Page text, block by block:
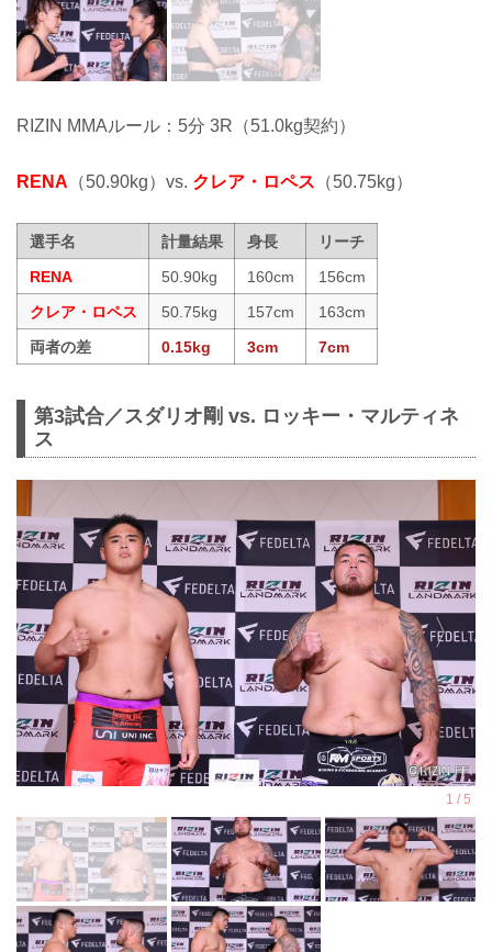
RIZIN MMAルール：5分 3R（51.0kg契約）
RENA （50.90kg）vs. クレア・ロペス （50.75kg）
選手名 計量結果 身長
リーチ
RENA
50.90kg 160cm
156cm
クレア・ロペス
50.75kg 157cm
163cm
両者の差
0.15kg 3cm 7cm
第3試合／スダリオ剛 vs. ロッキー・マルティネ
ス